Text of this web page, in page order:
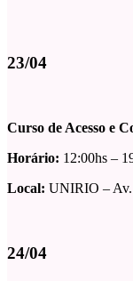
23/04
Curso de Acesso e
Horário: 12:00hs –
Local: UNIRIO – Av.
24/04